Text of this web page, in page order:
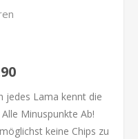
jedes Lama kennt die
Minuspunkte Ab!
keine Chips zu